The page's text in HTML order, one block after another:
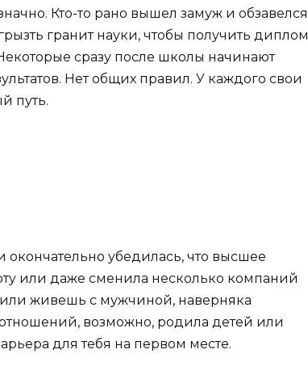
Кто-то рано вышел замуж и обзавелся
гранит науки, чтобы получить диплом
сразу после школы начинают
Нет общих правил. У каждого свои
путь.
окончательно убедилась, что высшее
или даже сменила несколько компаний
живешь с мужчиной, наверняка
возможно, родила детей или
для тебя на первом месте.